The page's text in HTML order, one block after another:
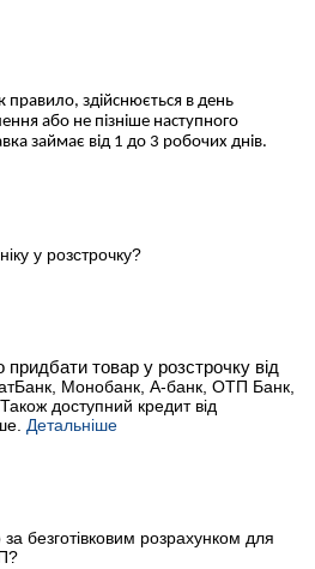
правило, здійснюється в день
або не пізніше наступного
займає від 1 до 3 робочих днів.
у розстрочку?
товар у розстрочку від
Монобанк, А-банк, ОТП Банк,
доступний кредит від
Детальніше
безготівковим розрахунком для